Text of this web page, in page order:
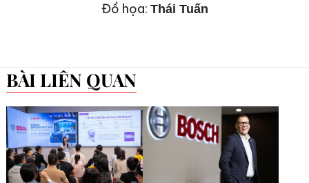
Đồ họa: Thái Tuấn
BÀI LIÊN QUAN